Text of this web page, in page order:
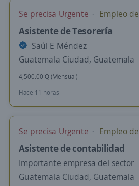
Se precisa Urgente Empleo
Asistente de Tesorería
Saúl E Méndez
Guatemala Ciudad, Guatemala
4,500.00 Q (Mensual)
Hace 11 horas
Se precisa Urgente Empleo
Asistente de contabilidad
Importante empresa del sector
Guatemala Ciudad, Guatemala